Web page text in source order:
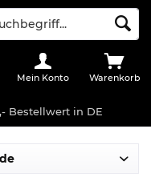
Bestellwert in DE
Warenkorb
Mein Konto